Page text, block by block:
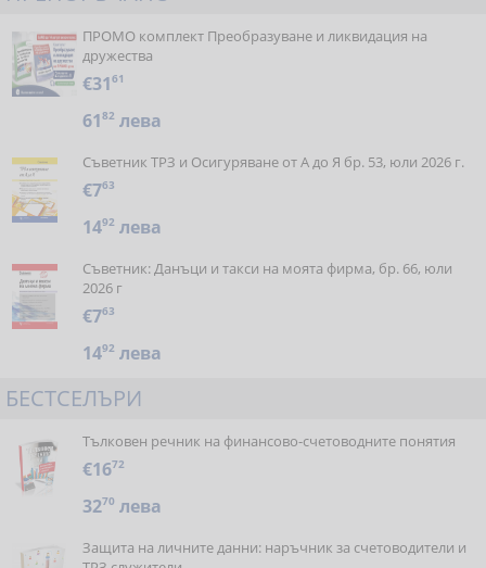
ПРОМО комплект Преобразуване и ликвидация на
дружества
€3161
6182 лева
Съветник ТРЗ и Осигуряване от А до Я бр. 53, юли 2026 г.
€763
1492 лева
Съветник: Данъци и такси на моята фирма, бр. 66, юли
2026 г
€763
1492 лева
БЕСТСЕЛЪРИ
Тълковен речник на финансово-счетоводните понятия
€1672
3270 лева
Защита на личните данни: наръчник за счетоводители и